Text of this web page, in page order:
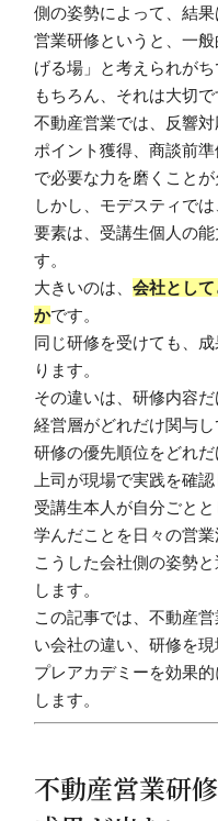
側の姿勢によって、結果
営業研修というと、一
げる場」と考えられがち
もちろん、それは大切で
不動産営業では、反響
ポイント獲得、商談前
で必要な力を磨くことが
しかし、モデスティで
要素は、受講生個人の
す。
大きいのは、会社とし
かです。
同じ研修を受けても、
ります。
その違いは、研修内容だ
経営層がどれだけ関与し
研修の優先順位をどれだ
上司が現場で実践を確認
受講生本人が自分ごとと
学んだことを日々の営業
こうした会社側の姿勢
します。
この記事では、不動産
い会社の違い、研修を
プレアカデミーを効果
します。
不動産営業研